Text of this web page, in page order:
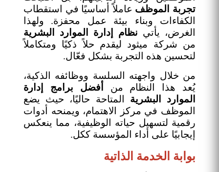
تجربة الموظف عاملاً أساسيًا في استقطاب
الكفاءات وبناء بيئة عمل محفزة. ولهذا
الغرض، يأتي نظام إدارة الموارد البشرية
من شركة ميثود ليقدم حلاً ذكيًا ومتكاملاً
لتحسين هذه التجربة بشكل فعّال.
من خلال واجهته السلسة ووظائفه الذكية،
يُعد هذا النظام من
أفضل برامج إدارة
الموارد البشرية المتاحة حاليًا، حيث يضع
الموظف في مركز الاهتمام، ويمنحه أدوات
رقمية لتسهيل حياته الوظيفية، مما ينعكس
إيجابيًا على أداء المؤسسة ككل.
بوابة الخدمة الذاتية